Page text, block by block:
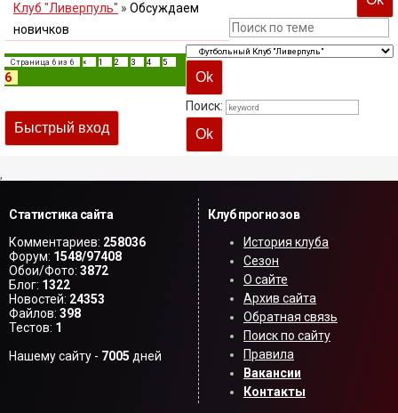
Клуб "Ливерпуль" » Обсуждаем
новичков
Страница 6 из 6 « 1 2 3 4 5
6
Поиск:
,
Статистика сайта
Комментариев: 258036
Форум: 1548/97408
Обои/Фото: 3872
Блог: 1322
Новостей: 24353
Файлов: 398
Тестов: 1
Нашему сайту - 7005 дней
Клуб прогнозов
История клуба
Сезон
О сайте
Архив сайта
Обратная связь
Поиск по сайту
Правила
Вакансии
Контакты